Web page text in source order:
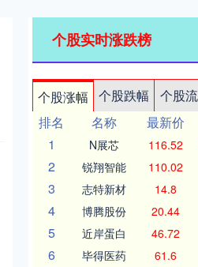
个股实时涨跌榜
个股涨幅 个股跌幅 个股
排名
名称 最新价
1
N展芯 116.52
2 锐翔智能 110.02
3 志特新材 14.8
4 博腾股份 20.44
5 近岸蛋白 46.72
6 毕得医药 61.6